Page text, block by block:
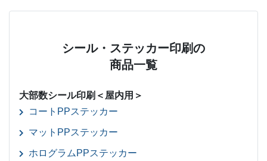
シール・ステッカー印刷の
商品一覧
大部数シール印刷＜屋内用＞
コートPPステッカー
マットPPステッカー
ホログラムPPステッカー